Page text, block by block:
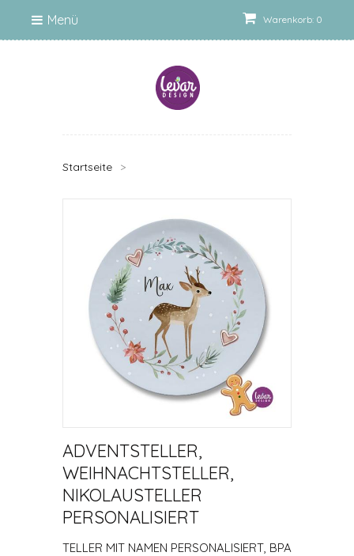
Warenkorb: 0
Menü
Startseite >
ADVENTSTELLER,
WEIHNACHTSTELLER,
NIKOLAUSTELLER
PERSONALISIERT
TELLER MIT NAMEN PERSONALISIERT, BPA